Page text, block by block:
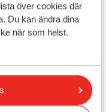
över cookies där
Du kan ändra dina
när som helst.